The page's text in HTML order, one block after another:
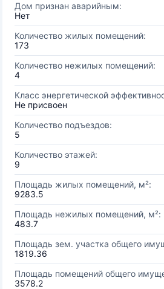
Дом признан аварийным:
Нет
Количество жилых помещений:
173
Количество нежилых помещений:
4
Класс энергетической
Не присвоен
Количество подъездов:
5
Количество этажей:
9
Площадь жилых помещений, м²:
9283.5
Площадь нежилых помещений, м²:
483.7
Площадь зем. участка общего
1819.36
Площадь помещений общего
3578.2